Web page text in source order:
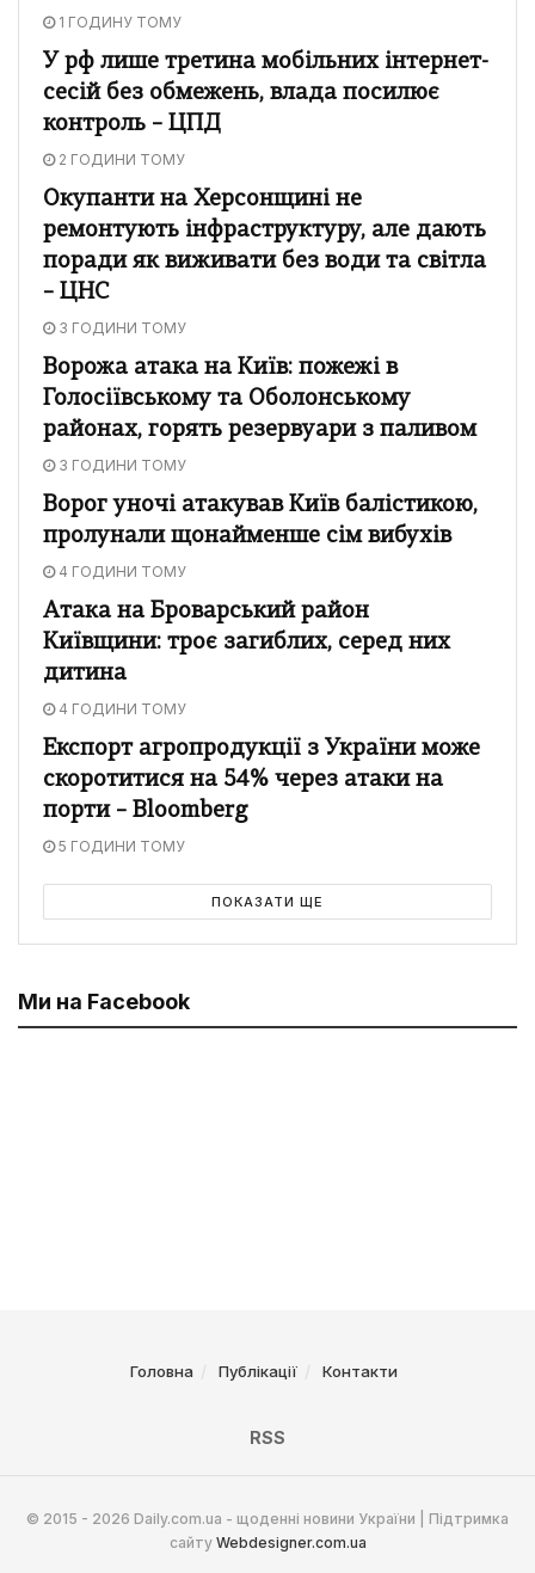
1 ГОДИНУ ТОМУ
У рф лише третина мобільних інтернет-
сесій без обмежень, влада посилює
контроль – ЦПД
2 ГОДИНИ ТОМУ
Окупанти на Херсонщині не
ремонтують інфраструктуру, але дають
поради як виживати без води та світла
– ЦНС
3 ГОДИНИ ТОМУ
Ворожа атака на Київ: пожежі в
Голосіївському та Оболонському
районах, горять резервуари з паливом
3 ГОДИНИ ТОМУ
Ворог уночі атакував Київ балістикою,
пролунали щонайменше сім вибухів
4 ГОДИНИ ТОМУ
Атака на Броварський район
Київщини: троє загиблих, серед них
дитина
4 ГОДИНИ ТОМУ
Експорт агропродукції з України може
скоротитися на 54% через атаки на
порти – Bloomberg
5 ГОДИНИ ТОМУ
ПОКАЗАТИ ЩЕ
Ми на Facebook
Головна Публікації Контакти
RSS
© 2015 - 2026 Daily.com.ua - щоденні новини України | Підтримка
сайту Webdesigner.com.ua